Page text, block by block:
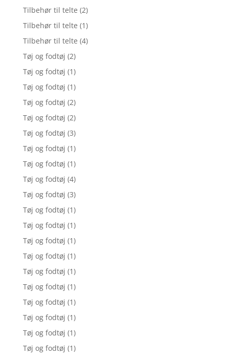
Tilbehør til telte (2)
Tilbehør til telte (1)
Tilbehør til telte (4)
Tøj og fodtøj (2)
Tøj og fodtøj (1)
Tøj og fodtøj (1)
Tøj og fodtøj (2)
Tøj og fodtøj (2)
Tøj og fodtøj (3)
Tøj og fodtøj (1)
Tøj og fodtøj (1)
Tøj og fodtøj (4)
Tøj og fodtøj (3)
Tøj og fodtøj (1)
Tøj og fodtøj (1)
Tøj og fodtøj (1)
Tøj og fodtøj (1)
Tøj og fodtøj (1)
Tøj og fodtøj (1)
Tøj og fodtøj (1)
Tøj og fodtøj (1)
Tøj og fodtøj (1)
Tøj og fodtøj (1)